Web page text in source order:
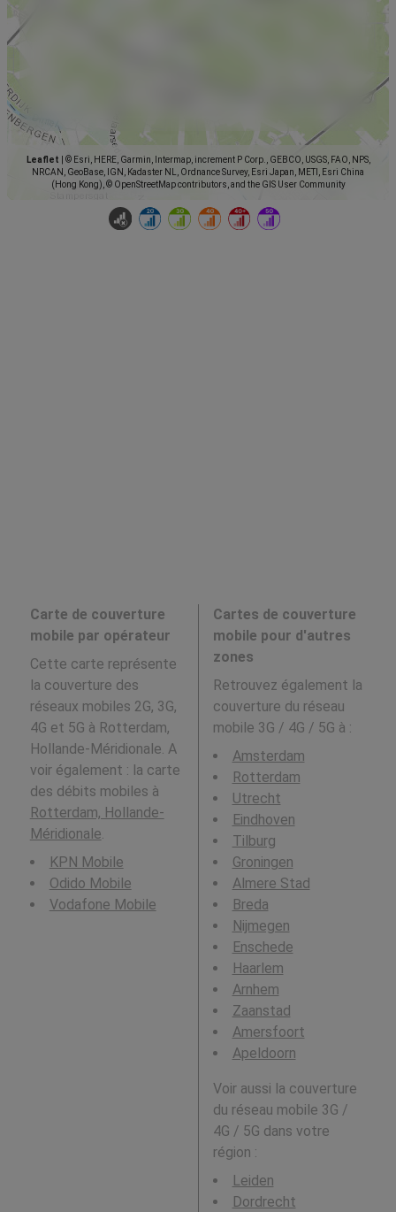
Leaflet
© Esri, HERE, Garmin, Intermap, increment P Corp., GEBCO, USGS, FAO, NPS,
NRCAN, GeoBase, IGN, Kadaster NL, Ordnance Survey, Esri Japan, METI, Esri China
(Hong Kong), © OpenStreetMap contributors, and the GIS User Community
Carte de couverture
mobile par opérateur
Cette carte représente
la couverture des
réseaux mobiles 2G, 3G,
4G et 5G à Rotterdam,
Hollande-Méridionale. A
voir également : la carte
des débits mobiles à
Rotterdam, Hollande-
Méridionale.
KPN Mobile
Odido Mobile
Vodafone Mobile
Cartes de couverture
mobile pour d'autres
zones
Retrouvez également la
couverture du réseau
mobile 3G / 4G / 5G à :
Amsterdam
Rotterdam
Utrecht
Eindhoven
Tilburg
Groningen
Almere Stad
Breda
Nijmegen
Enschede
Haarlem
Arnhem
Zaanstad
Amersfoort
Apeldoorn
Voir aussi la couverture
du réseau mobile 3G /
4G / 5G dans votre
région :
Leiden
Dordrecht